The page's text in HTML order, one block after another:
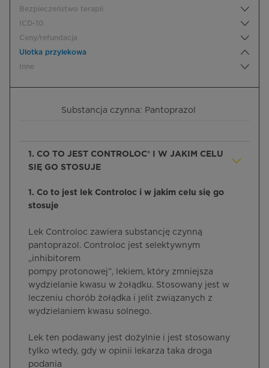
Bezpieczeństwo terapii
ICD-10
Ceny/refundacja
Ulotka przylekowa
Inne
Substancja czynna: Pantoprazol
1. CO TO JEST CONTROLOC® I W JAKIM CELU
SIĘ GO STOSUJE
1. Co to jest lek Controloc i w jakim celu się go
stosuje
Lek Controloc zawiera substancję czynną
pantoprazol. Controloc jest selektywnym
„inhibitorem
pompy protonowej”, lekiem, który zmniejsza
wydzielanie kwasu w żołądku. Stosowany jest w
leczeniu chorób żołądka i jelit związanych z
wydzielaniem kwasu solnego.
Lek ten podawany jest dożylnie i jest stosowany
tylko wtedy, gdy w opinii lekarza taka droga
podania